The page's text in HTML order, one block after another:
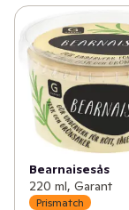
Bearnaisesås
220 ml, Garant
Prismatch